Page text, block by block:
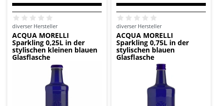
diverser Hersteller
ACQUA MORELLI
Sparkling 0,25L in der
stylischen kleinen blauen
Glasflasche
diverser Hersteller
ACQUA MORELLI
Sparkling 0,75L in der
stylischen blauen
Glasflasche